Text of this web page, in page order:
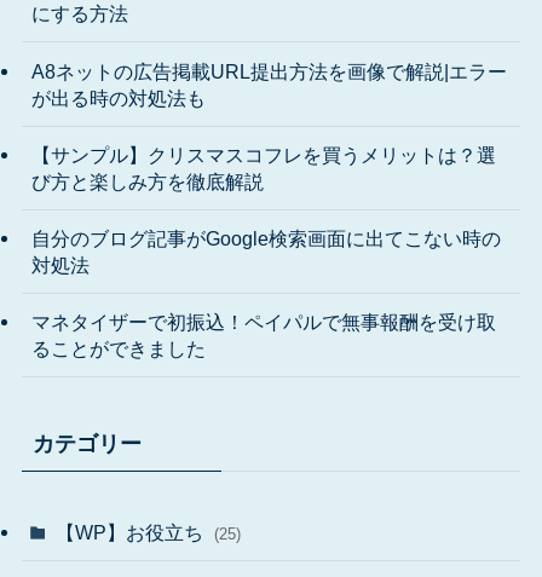
にする方法
A8ネットの広告掲載URL提出方法を画像で解説|エラー
が出る時の対処法も
【サンプル】クリスマスコフレを買うメリットは？選
び方と楽しみ方を徹底解説
自分のブログ記事がGoogle検索画面に出てこない時の
対処法
マネタイザーで初振込！ペイパルで無事報酬を受け取
ることができました
カテゴリー
【WP】お役立ち (25)